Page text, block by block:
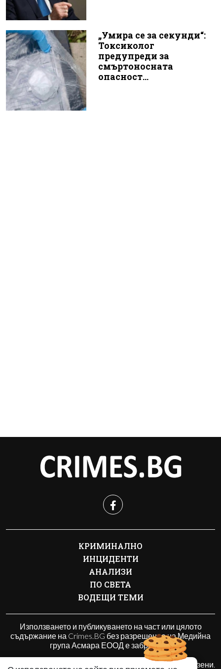
„Умира се за секунди“:
Токсиколог
предупреди за
смъртоносната
опасност...
КРИМИНАЛНО
ИНЦИДЕНТИ
АНАЛИЗИ
ПО СВЕТА
ВОДЕЩИ ТЕМИ
Използването и публикуването на част или цялото
съдържание на Crimes.BG без разрешение на Медийна
група Асмара ЕООД е забранено.
© 2010 - 2026 | Crimes.BG. Всички права запазени.